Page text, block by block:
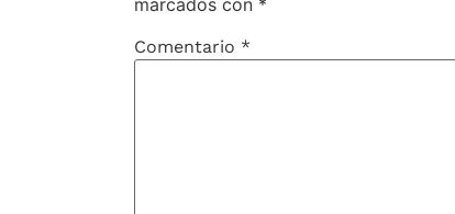
marcados con *
Comentario *